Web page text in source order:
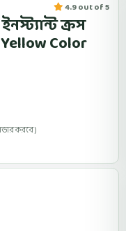
4.9 out of 5
ক্রস
Yellow Color
করবে )